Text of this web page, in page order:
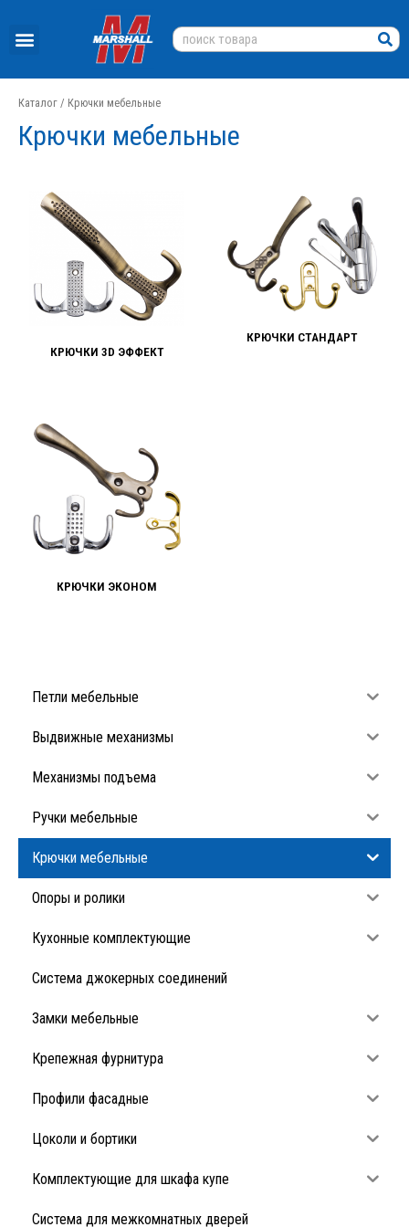
Петли мебельные
Выдвижные механизмы
Механизмы подъема
Ручки мебельные
Крючки мебельные
Опоры и ролики
Кухонные комплектующие
Система джокерных соединений
Замки мебельные
Крепежная фурнитура
Профили фасадные
Цоколи и бортики
Комплектующие для шкафа купе
Система для межкомнатных дверей
Каталог / Крючки мебельные
Крючки мебельные
КРЮЧКИ 3D ЭФФЕКТ
КРЮЧКИ СТАНДАРТ
КРЮЧКИ ЭКОНОМ